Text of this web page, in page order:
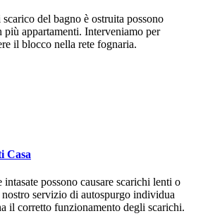
del bagno è ostruita possono
appartamenti. Interveniamo per
il blocco nella rete fognaria.
Casa
possono causare scarichi lenti o
servizio di autospurgo individua
il corretto funzionamento degli scarichi.